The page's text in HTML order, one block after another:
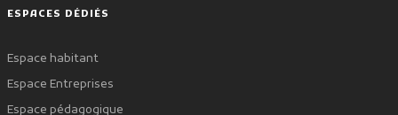
ESPACES DÉDIÉS
Espace habitant
Espace Entreprises
Espace pédagogique